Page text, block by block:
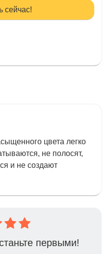
сейчас!
цвета легко
не полосят,
и не создают
первыми!